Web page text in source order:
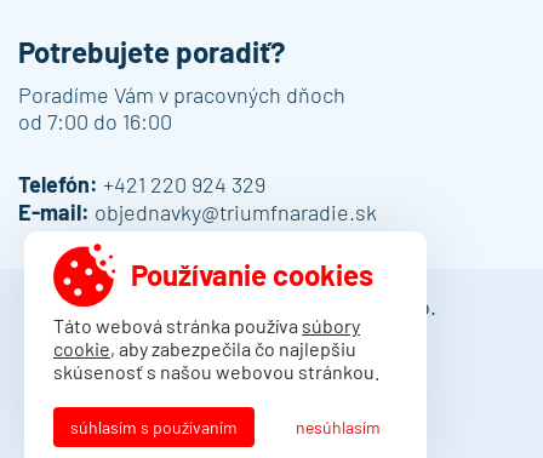
Potrebujete poradiť?
Poradíme Vám v pracovných dňoch
od 7:00 do 16:00
Telefón: +421 220 924 329
E-mail: objednavky@triumfnaradie.sk
© 2013 - 2026 DAMO Slovakia s.r.o.
Obchodné podmienky
Dodacie podmienky
Ochrana osobných údajov
Používanie cookies
Táto webová stránka používa súbory
cookie, aby zabezpečila čo najlepšiu
skúsenosť s našou webovou stránkou.
súhlasím s používaním nesúhlasím